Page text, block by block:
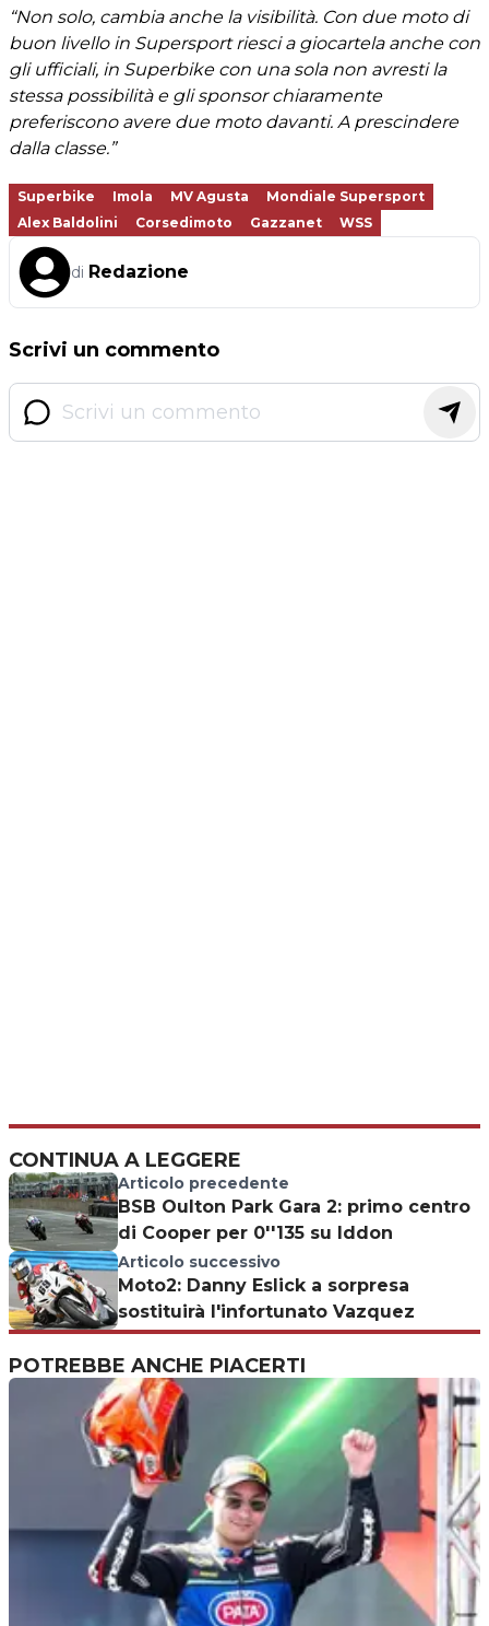
“Non solo, cambia anche la visibilità. Con due moto di
buon livello in Supersport riesci a giocartela anche con
gli ufficiali, in Superbike con una sola non avresti la
stessa possibilità e gli sponsor chiaramente
preferiscono avere due moto davanti. A prescindere
dalla classe.”
Superbike Imola MV Agusta
Mondiale Supersport
Alex Baldolini
Corsedimoto Gazzanet WSS
di Redazione
Scrivi un commento
CONTINUA A LEGGERE
Articolo precedente
BSB Oulton Park Gara 2: primo centro
di Cooper per 0''135 su Iddon
Articolo successivo
Moto2: Danny Eslick a sorpresa
sostituirà l'infortunato Vazquez
POTREBBE ANCHE PIACERTI